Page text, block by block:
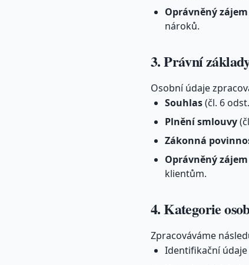
Oprávněný zájem
nároků.
3. Právní
Osobní údaje
Souhlas(čl. 6
Plnění smlouvy
Zákonná
Oprávněný zájem
klientům.
4. Kategorie
Zpracováváme
Identifikační